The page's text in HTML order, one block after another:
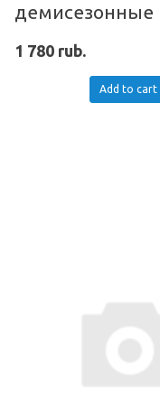
демисезонные
1 780 rub.
Add to cart